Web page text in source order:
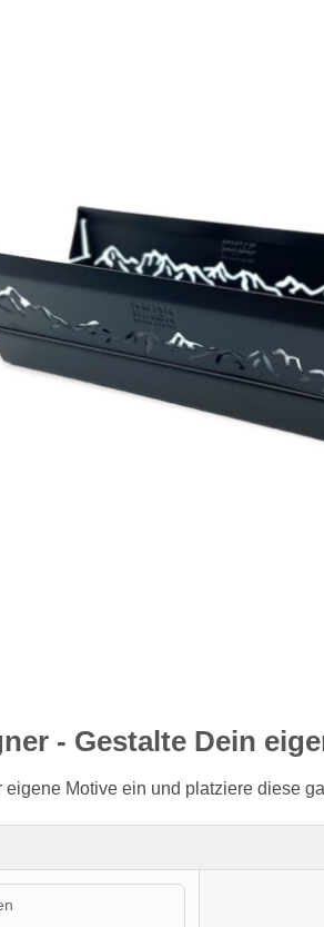
- Gestalte Dein
eigene Motive ein und platziere diese